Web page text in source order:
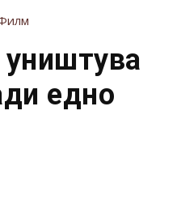
уништува
едно